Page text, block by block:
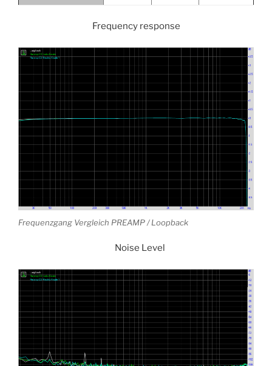
Frequency response
Frequenzgang Vergleich PREAMP / Loopback
Noise Level